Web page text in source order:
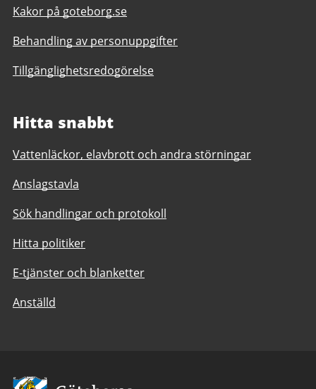
Kakor på goteborg.se
Behandling av personuppgifter
Tillgänglighetsredogörelse
Hitta snabbt
Vattenläckor, elavbrott och andra störningar
Anslagstavla
Sök handlingar och protokoll
Hitta politiker
E-tjänster och blanketter
Anställd
Avsändare: